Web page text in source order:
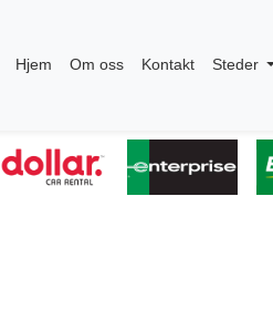
Hjem Om oss Kontakt Steder